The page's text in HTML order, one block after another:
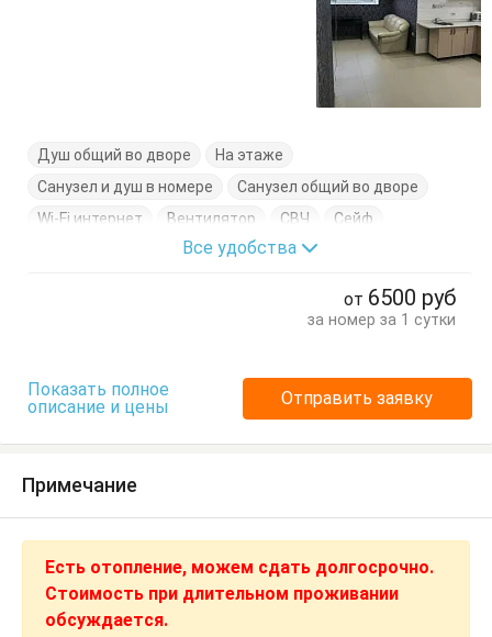
Душ общий во дворе
На этаже
Санузел и душ в номере
Санузел общий во дворе
Wi-Fi интернет
Вентилятор СВЧ
Сейф
Спутниковое ТВ
Журнальный столик
Комод
Кухонный стол
Обеденный стол
Пуфик Стол
Стулья
Туалетный столик
Тумбочки Шкаф
Все удобства
от 6500 руб
за номер за 1 сутки
Показать полное
описание и цены
Отправить заявку
Примечание
Есть отопление, можем сдать долгосрочно.
Стоимость при длительном проживании
обсуждается.